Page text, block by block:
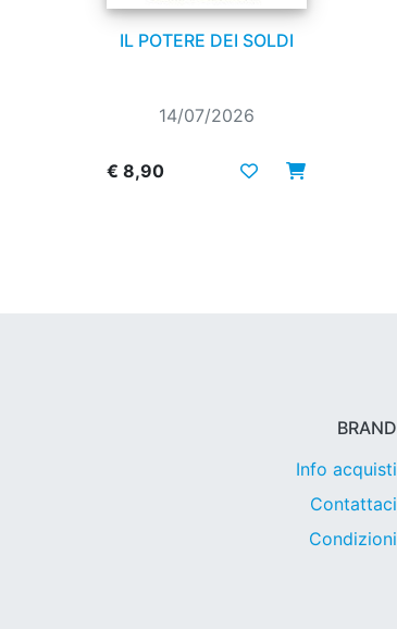
IL POTERE DEI SOLDI
14/07/2026
€ 8,90
BRAND
Info acquisti
Contattaci
Condizioni